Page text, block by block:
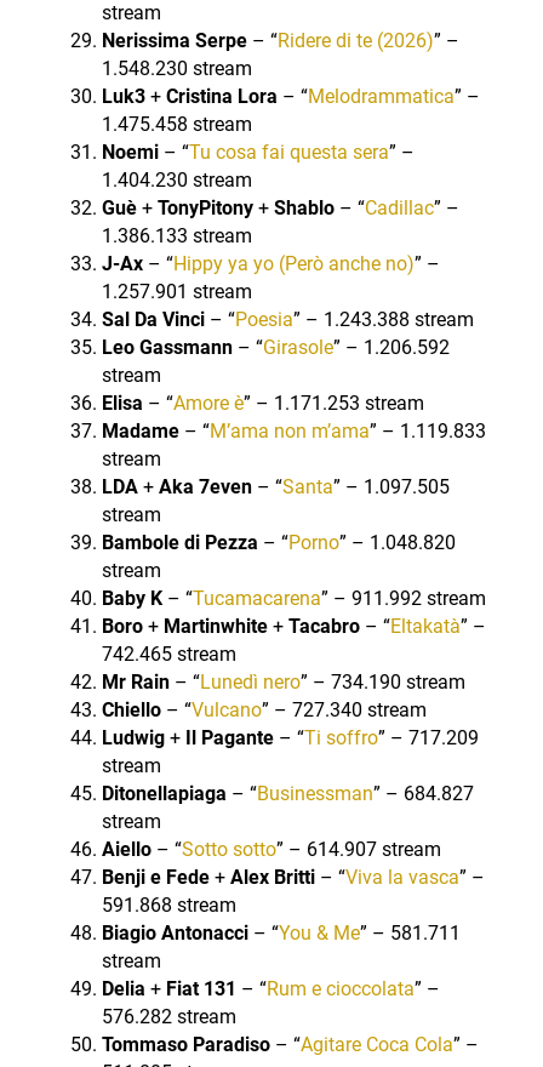
stream
Nerissima Serpe– “Ridere di te (2026)” –
1.548.230 stream
Luk3+ Cristina Lora – “Melodrammatica” –
1.475.458 stream
Noemi– “Tu cosa fai questa sera” –
1.404.230 stream
Guè+ TonyPitony+ Shablo– “Cadillac” –
1.386.133 stream
J-Ax– “Hippy ya yo (Però anche no)” –
1.257.901 stream
Sal Da Vinci – “Poesia” – 1.243.388 stream
Leo Gassmann – “Girasole” – 1.206.592
stream
Elisa – “Amore è” – 1.171.253 stream
Madame– “M’ama non m’ama” – 1.119.833
stream
LDA+ Aka 7even– “Santa” – 1.097.505
stream
Bambole di Pezza – “Porno” – 1.048.820
stream
Baby K– “Tucamacarena” – 911.992 stream
Boro+ Martinwhite+ Tacabro– “Eltakatà” –
742.465 stream
Mr Rain – “Lunedì nero” – 734.190 stream
Chiello– “Vulcano” – 727.340 stream
Ludwig+ Il Pagante– “Ti soffro” – 717.209
stream
Ditonellapiaga – “Businessman” – 684.827
stream
Aiello– “Sotto sotto” – 614.907 stream
Benji e Fede + Alex Britti– “Viva la vasca” –
591.868 stream
Biagio Antonacci – “You & Me” – 581.711
stream
Delia + Fiat 131 – “Rum e cioccolata” –
576.282 stream
Tommaso Paradiso – “Agitare Coca Cola” –